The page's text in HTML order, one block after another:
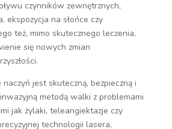
czynników zewnętrznych,
ekspozycja na słońce czy
też, mimo skutecznego leczenia,
się nowych zmian
jest skuteczną, bezpieczną i
metodą walki z problemami
jak żylaki, teleangiektazje czy
technologii lasera,